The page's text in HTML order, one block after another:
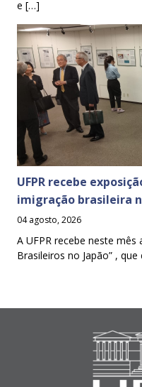
e […]
UFPR recebe
imigração brasileira
04 agosto, 2026
A UFPR recebe neste mês
Brasileiros no Japão” ,